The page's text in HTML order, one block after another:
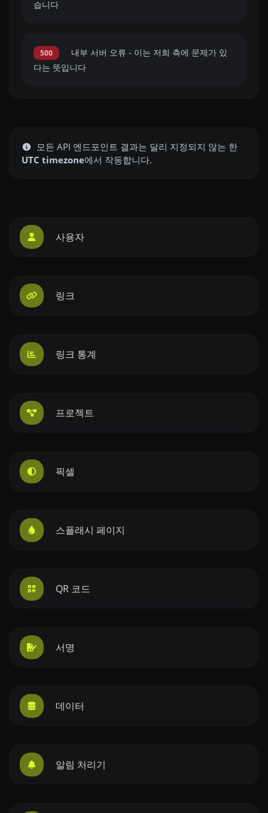
습니다
500
내부 서버 오류 - 이는 저희 측에 문제가 있
다는 뜻입니다
모든 API 엔드포인트 결과는 달리 지정되지 않는 한
UTC timezone에서 작동합니다.
사용자
링크
링크 통계
프로젝트
픽셀
스플래시 페이지
QR 코드
서명
데이터
알림 처리기